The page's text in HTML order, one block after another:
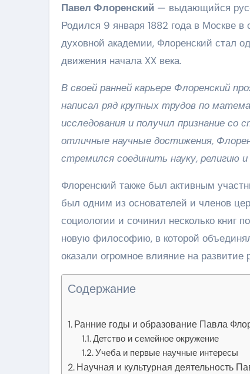
Павел Флоренский — выдающийся
Родился 9 января 1882 года в Москве
духовной академии, Флоренский стал
движения начала XX века.
В своей ранней карьере Флоренский
написал ряд крупных трудов по
исследования и получил признание
отличные научные достижения,
стремился соединить науку, религию
Флоренский также был активным
был одним из основателей и членов
социологии и сочинил несколько книг
новую философию, в которой
оказали огромное влияние на
Содержание
Ранние годы и образование Павла
Детство и семейное окружение
Учеба и первые научные интересы
Научная и культурная деятельность